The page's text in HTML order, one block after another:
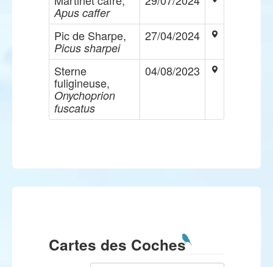
Apus caffer
Pic de Sharpe,
Picus sharpei
27/04/2024
Sterne
fuligineuse,
Onychoprion
fuscatus
04/08/2023
Cartes des Coches